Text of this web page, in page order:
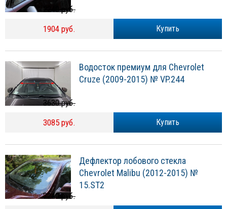
Купить
2240 руб.
1904 руб.
Водосток премиум для Chevrolet
Cruze (2009-2015) № VP.244
Купить
3630 руб.
3085 руб.
Дефлектор лобового стекла
Chevrolet Malibu (2012-2015) №
15.ST2
2240 руб.